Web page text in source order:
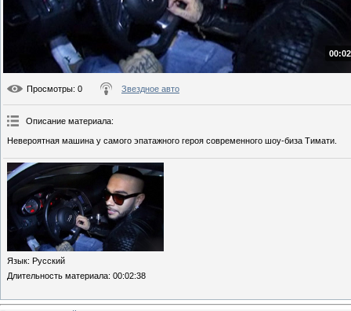
Просмотры: 0 Звездное авто
Описание материала:
Невероятная машина у самого эпатажного героя современного шоу-биза Тимати.
Язык: Русский
Длительность материала: 00:02:38